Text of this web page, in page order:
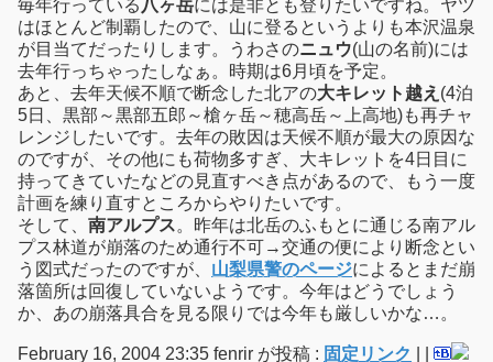
毎年行っている 八ヶ岳には是非とも登りたいですね。ヤツ
はほとんど制覇したので、山に登るというよりも本沢温泉
が目当てだったりします。うわさのニュウ(山の名前)には
去年行っちゃったしなぁ。時期は6月頃を予定。
あと、去年天候不順で断念した北アの大キレット越え (4泊
5日、黒部～黒部五郎～槍ヶ岳～穂高岳～上高地)も再チャ
レンジしたいです。去年の敗因は天候不順が最大の原因な
のですが、その他にも荷物多すぎ、大キレットを4日目に
持ってきていたなどの見直すべき点があるので、もう一度
計画を練り直すところからやりたいです。
そして、 南アルプス。昨年は北岳のふもとに通じる南アル
プス林道が崩落のため通行不可→交通の便により断念とい
う図式だったのですが、 山梨県警のページによるとまだ崩
落箇所は回復していないようです。今年はどうでしょう
か、あの崩落具合を見る限りでは今年も厳しいかな…。
February 16, 2004 23:35 fenrir が投稿 : 固定リンク